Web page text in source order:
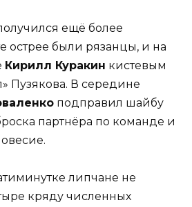
ещё более
острее были рязанцы, и на
Кирилл Куракин кистевым
Пузякова. В середине
подправил шайбу
партнёра по команде и
липчане не
кряду численных